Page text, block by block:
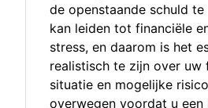
de openstaande schuld te
kan leiden tot financiële
stress, en daarom is het
realistisch te zijn over uw
situatie en mogelijke
overwegen voordat u een